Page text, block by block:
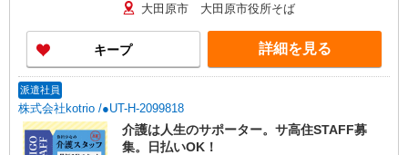
大田原市 大田原市役所そば
キープ 詳細を見る
派遣社員
株式会社kotrio /●UT-H-2099818
介護は人生のサポーター。サ高住STAFF募
集。日払いOK！